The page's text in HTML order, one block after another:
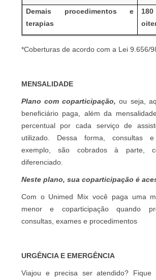
Demais procedimentos e
terapias
*Coberturas de acordo com a Lei 9.656/
MENSALIDADE
Plano com coparticipação,ou seja,
beneficiário paga, além da
percentual por cada serviço de
utilizado. Dessa forma, consultas
exemplo, são cobrados à parte,
diferenciado.
Neste plano, sua coparticipação é
Com o Unimed Mix você paga uma
menor e coparticipação quando
consultas, exames e procedimentos
URGÊNCIA E EMERGÊNCIA
Viajou e precisa ser atendido? Fique